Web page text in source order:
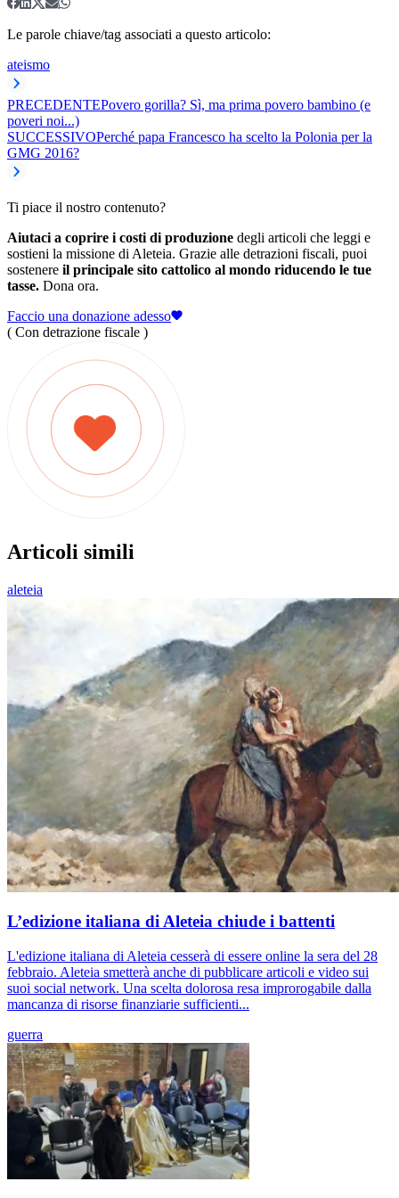
Le parole chiave/tag associati a questo articolo:
ateismo
PRECEDENTEPovero gorilla? Sì, ma prima povero bambino (e
poveri noi...)
SUCCESSIVOPerché papa Francesco ha scelto la Polonia per la
GMG 2016?
Ti piace il nostro contenuto?
Aiutaci a coprire i costi di produzione degli articoli che leggi e
sostieni la missione di Aleteia. Grazie alle detrazioni fiscali, puoi
sostenere il principale sito cattolico al mondo riducendo le tue
tasse. Dona ora.
Faccio una donazione adesso
( Con detrazione fiscale )
Articoli simili
aleteia
L’edizione italiana di Aleteia chiude i battenti
L'edizione italiana di Aleteia cesserà di essere online la sera del 28
febbraio. Aleteia smetterà anche di pubblicare articoli e video sui
suoi social network. Una scelta dolorosa resa improrogabile dalla
mancanza di risorse finanziarie sufficienti...
guerra